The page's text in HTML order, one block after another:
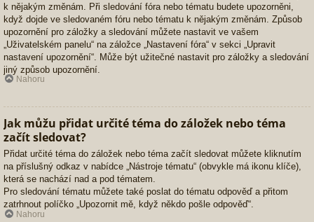
k nějakým změnám. Při sledování fóra nebo tématu budete upozorněni,
když dojde ve sledovaném fóru nebo tématu k nějakým změnám. Způsob
upozornění pro záložky a sledování můžete nastavit ve vašem
„Uživatelském panelu“ na záložce „Nastavení fóra“ v sekci „Upravit
nastavení upozornění“. Může být užitečné nastavit pro záložky a sledování
jiný způsob upozornění.
Nahoru
Jak můžu přidat určité téma do záložek nebo téma
začít sledovat?
Přidat určité téma do záložek nebo téma začít sledovat můžete kliknutím
na příslušný odkaz v nabídce „Nástroje tématu“ (obvykle má ikonu klíče),
která se nachází nad a pod tématem.
Pro sledování tématu můžete také poslat do tématu odpověď a přitom
zatrhnout políčko „Upozornit mě, když někdo pošle odpověď“.
Nahoru